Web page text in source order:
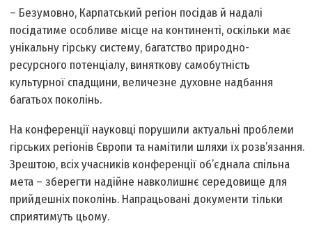
– Безумовно, Карпатський регіон посідав й надалі
посідатиме особливе місце на континенті, оскільки має
унікальну гірську систему, багатство природно-
ресурсного потенціалу, виняткову самобутність
культурної спадщини, величезне духовне надбання
багатьох поколінь.
На конференції науковці порушили актуальні проблеми
гірських регіонів Європи та намітили шляхи їх розв’язання.
Зрештою, всіх учасників конференції об’єднала спільна
мета – зберегти надійне навколишнє середовище для
прийдешніх поколінь. Напрацьовані документи тільки
сприятимуть цьому.